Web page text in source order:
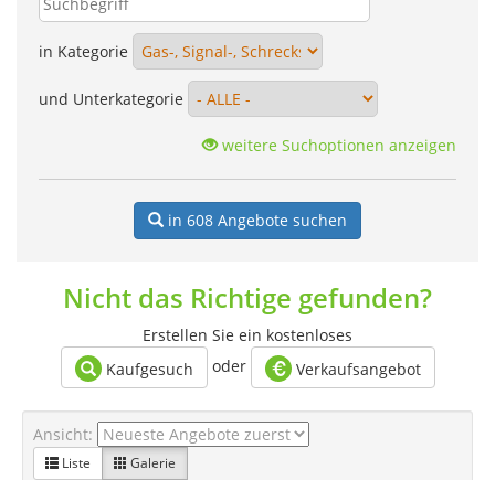
in Kategorie
und Unterkategorie
weitere Suchoptionen anzeigen
in 608 Angebote suchen
Nicht das Richtige gefunden?
Erstellen Sie ein kostenloses
Kaufgesuch
oder Verkaufsangebot
Ansicht:
Liste Galerie